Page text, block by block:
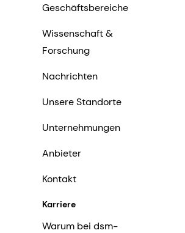
Geschäftsbereiche
Wissenschaft &
Forschung
Nachrichten
Unsere Standorte
Unternehmungen
Anbieter
Kontakt
Karriere
Warum bei dsm-